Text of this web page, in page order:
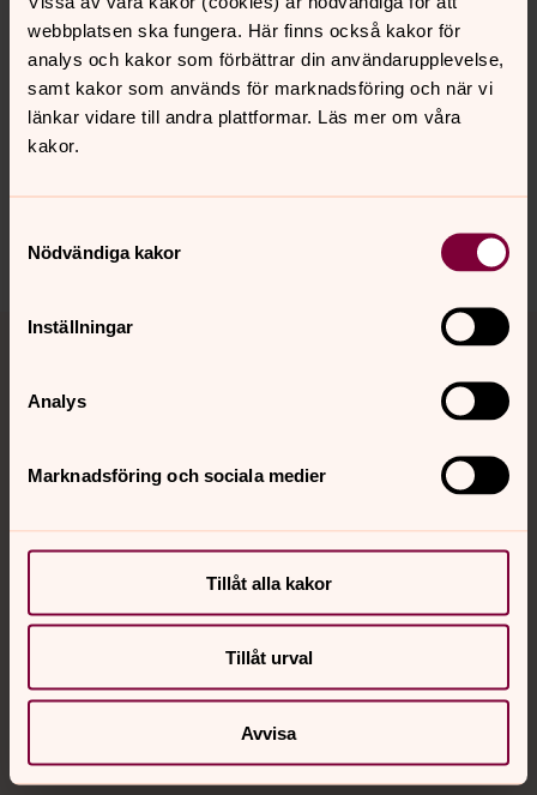
webbplatsen ska fungera. Här finns också kakor för
analys och kakor som förbättrar din användarupplevelse,
samt kakor som används för marknadsföring och när vi
länkar vidare till andra plattformar. Läs mer om våra
kakor.
Nödvändiga kakor
Inställningar
Analys
Marknadsföring och sociala medier
Tillåt alla kakor
Tillåt urval
Avvisa
Senast ändrad 23 januari 2024
Synpunkter eller frågor på sidans
sodra.tjusts.pastorat@svenskakyrkan.se
Dela
Tillbaka till toppen
Tillbaka till innehållet
Kalender
Hitta snabbt
Sociala kanaler